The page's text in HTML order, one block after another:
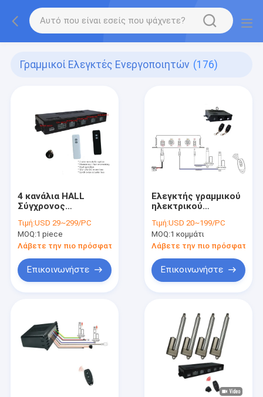
Γραμμικοί Ελεγκτές Ενεργοποιητών (176)
4 κανάλια HALL
Σύγχρονος
ρεύματος γραμμικός
ελεγκτής κινητήρα
Τιμή:USD 29~299/PC
MOQ:1 piece
Λάβετε την πιο πρόσφατη τιμή
Επικοινωνήστε
Ελεγκτής γραμμικού
ηλεκτρικού
συνεχούς ρεύματος
ρυθμιζόμενου
υψηλής ταχύτητας
Τιμή:USD 20~199/PC
MOQ:1 κομμάτι
Λάβετε την πιο πρόσφατη
Επικοινωνήστε